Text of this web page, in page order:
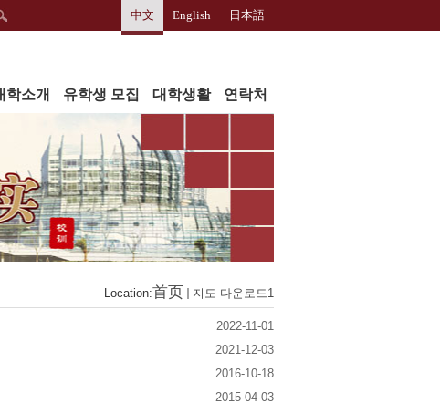
中文 English 日本語
학소개 유학생 모집 대학생활 연락처
Location:首页 지도 다운로드1
2022-11-01
2021-12-03
2016-10-18
2015-04-03